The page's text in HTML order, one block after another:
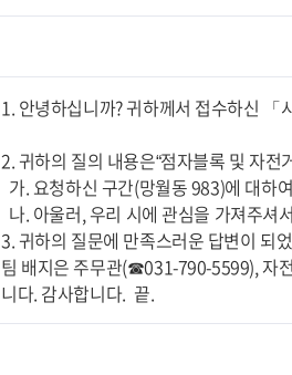
1. 안녕하십니까? 귀하께서 접수하신
2. 귀하의 질의 내용은“점자블록 및 자
가. 요청하신 구간(망월동 983)에 대하
나. 아울러, 우리 시에 관심을 가져주셔
3. 귀하의 질문에 만족스러운 답변이 되
팀 배지은 주무관(☎031-790-5599), 자
니다. 감사합니다. 끝.